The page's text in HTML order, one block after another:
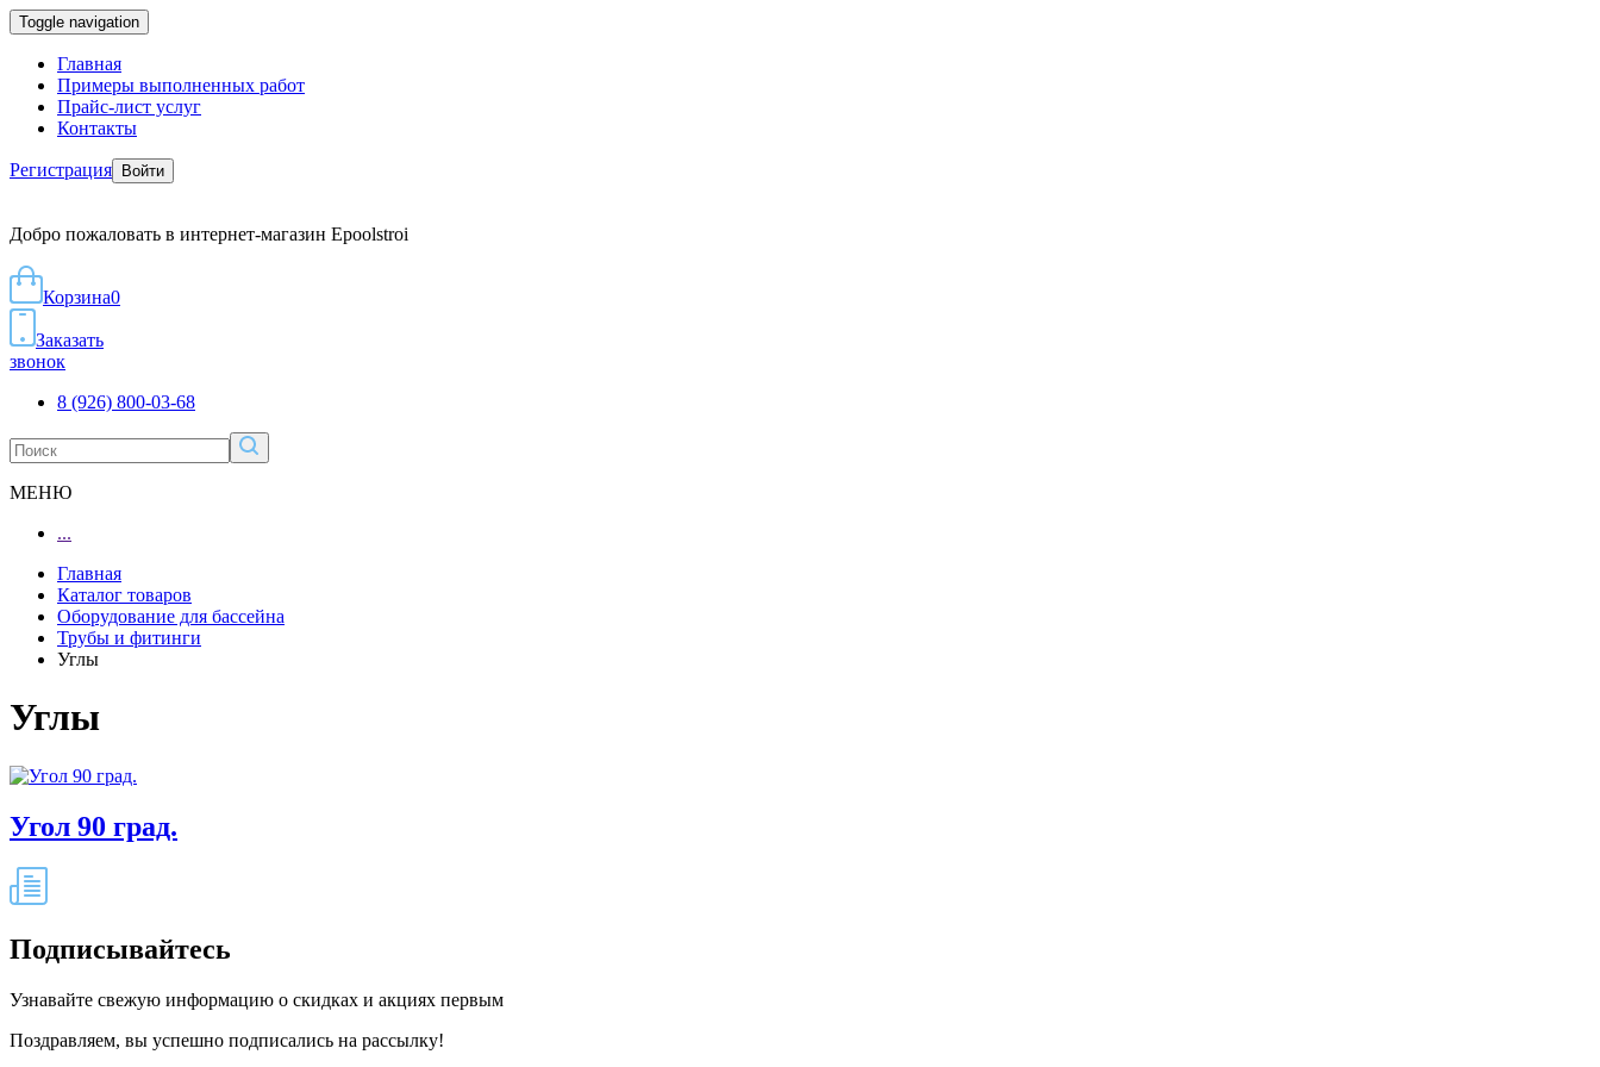
Toggle navigation
Главная
Примеры выполненных работ
Прайс-лист услуг
Контакты
Регистрация Войти
Добро пожаловать в интернет-магазин Epoolstroi
Корзина0
Заказать
звонок
8 (926) 800-03-68
МЕНЮ
...
Главная
Каталог товаров
Оборудование для бассейна
Трубы и фитинги
Углы
Углы
Угол 90 град.
Подписывайтесь
Узнавайте свежую информацию о скидках и акциях первым
Поздравляем, вы успешно подписались на рассылку!